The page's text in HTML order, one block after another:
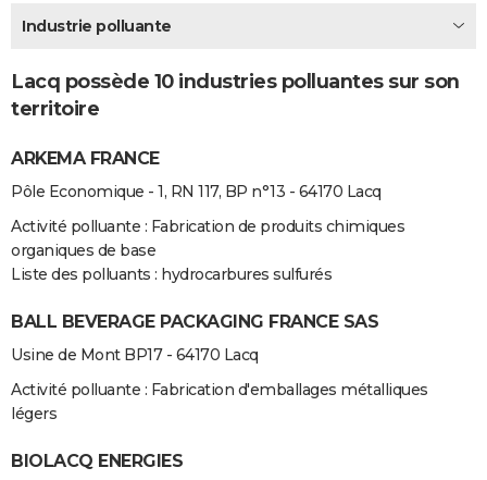
Destinations
City break
Voyage nature
Voyage de noces
Forum
Climat
+PHOTO
GUIDES D'ACHAT
BONS PLANS
CARTE DE VOEUX
Carte de Noël
Carte Bonne année
Carte Saint-Valentin
Carte Pâques
Carte d'anniversaire
DICTIONNAIRE
Dictionnaire
Biographies
Citations
Expressions
Proverbes
PROGRAMME TV
S'inscrire
Se connecter
Lycées
Collèges
Primaires
Universités
Entreprises
Service militaire
Avis de recherche
Bricolage
Lifestyle
Culture
Sport
Auto
Television
Voyage
Cinema
Industrie polluante
Lacq possède 10 industries polluantes sur son
territoire
ARKEMA FRANCE
Pôle Economique - 1, RN 117, BP n°13 - 64170 Lacq
Activité polluante : Fabrication de produits chimiques
organiques de base
Liste des polluants : hydrocarbures sulfurés
BALL BEVERAGE PACKAGING FRANCE SAS
Usine de Mont BP17 - 64170 Lacq
Activité polluante : Fabrication d'emballages métalliques
légers
BIOLACQ ENERGIES